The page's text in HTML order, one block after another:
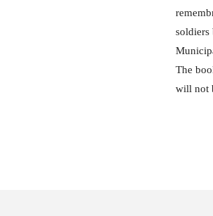
soldiers
The
will not